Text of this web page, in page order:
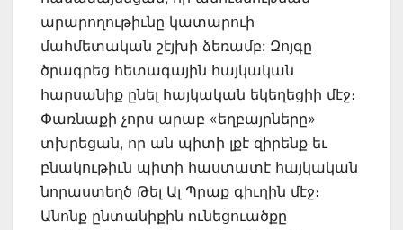
արարողութիւնը կատարուի
մահմետական շէյխի ձեռամբ: Զոյգը
ծրագրեց հետագային հայկական
հարսանիք ընել հայկական եկեղեցիի մէջ։
Փառնաքի չորս արաբ «եղբայրները»
տխրեցան, որ ան պիտի լքէ զիրենք եւ
բնակութիւն պիտի հաստատէ հայկական
նորաստեղծ Թել Ալ Պրաք գիւղին մէջ։
Անոնք ընտանիքին ունեցուածքը